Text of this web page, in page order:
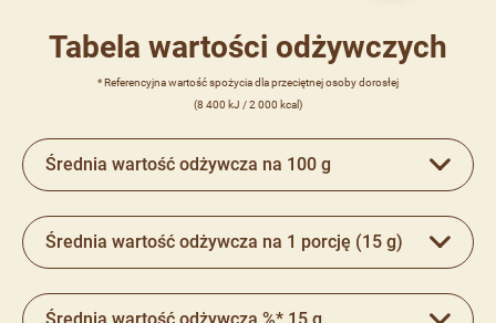
Tabela wartości odżywczych
* Referencyjna wartość spożycia dla przeciętnej osoby dorosłej
(8 400 kJ / 2 000 kcal)
Średnia wartość odżywcza na 100 g
Średnia wartość odżywcza na 1 porcję (15 g)